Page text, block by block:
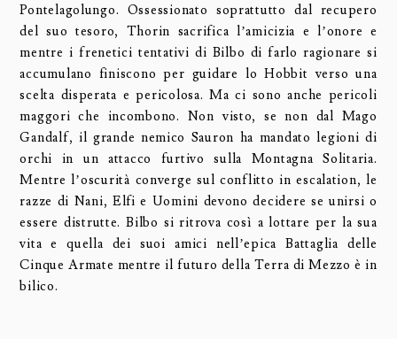
Pontelagolungo. Ossessionato soprattutto dal recupero
del suo tesoro, Thorin sacrifica l’amicizia e l’onore e
mentre i frenetici tentativi di Bilbo di farlo ragionare si
accumulano finiscono per guidare lo Hobbit verso una
scelta disperata e pericolosa. Ma ci sono anche pericoli
maggori che incombono. Non visto, se non dal Mago
Gandalf, il grande nemico Sauron ha mandato legioni di
orchi in un attacco furtivo sulla Montagna Solitaria.
Mentre l’oscurità converge sul conflitto in escalation, le
razze di Nani, Elfi e Uomini devono decidere se unirsi o
essere distrutte. Bilbo si ritrova così a lottare per la sua
vita e quella dei suoi amici nell’epica Battaglia delle
Cinque Armate mentre il futuro della Terra di Mezzo è in
bilico.